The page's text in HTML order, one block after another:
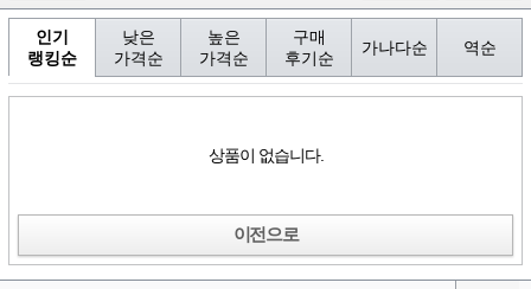
인기
랭킹순
낮은
가격순
높은
가격순
구매
후기순
가나다순 역순
상품이 없습니다.
이전으로